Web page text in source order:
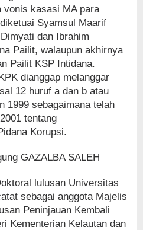
vonis kasasi MA para
Syamsul Maarif
dan Ibrahim
Pailit, walaupun akhirnya
Pailit KSP Intidana.
dianggap melanggar
12 huruf a dan b atau
1999 sebagaimana telah
tentang
Korupsi.
GAZALBA SALEH
lulusan Universitas
sebagai anggota Majelis
Peninjauan Kembali
Kementerian Kelautan dan